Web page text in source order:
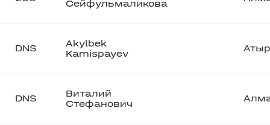
Сейфульмаликова
DNS
Akylbek
Kamispayev
DNS
Виталий
Стефанович